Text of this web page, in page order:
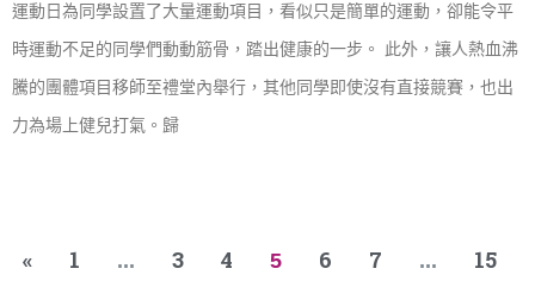
運動日為同學設置了大量運動項目，看似只是簡單的運動，卻能令平
時運動不足的同學們動動筋骨，踏出健康的一步。 此外，讓人熱血沸
騰的團體項目移師至禮堂內舉行，其他同學即使沒有直接競賽，也出
力為場上健兒打氣。歸
« 1 ... 3 4 5 6 7 ...
15